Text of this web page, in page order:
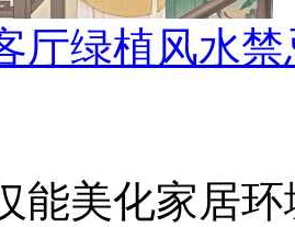
厅绿植风水
能美化家居